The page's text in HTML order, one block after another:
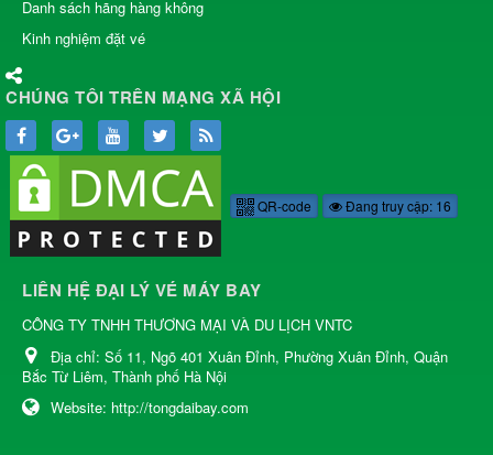
Danh sách hãng hàng không
Kinh nghiệm đặt vé
CHÚNG TÔI TRÊN MẠNG XÃ HỘI
QR-code Đang truy cập: 16
LIÊN HỆ ĐẠI LÝ VÉ MÁY BAY
CÔNG TY TNHH THƯƠNG MẠI VÀ DU LỊCH VNTC
Địa chỉ: Số 11, Ngõ 401 Xuân Đỉnh, Phường Xuân Đỉnh, Quận
Bắc Từ Liêm, Thành phố Hà Nội
Website: http://tongdaibay.com